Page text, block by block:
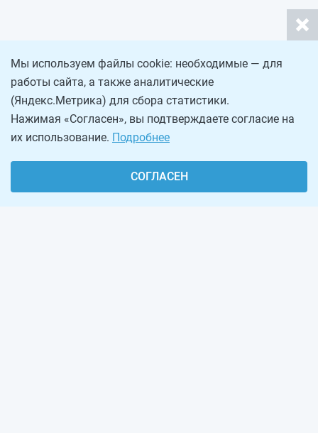
Мы используем файлы cookie: необходимые — для
работы сайта, а также аналитические
(Яндекс.Метрика) для сбора статистики.
Нажимая «Согласен», вы подтверждаете согласие на
их использование. Подробнее
СОГЛАСЕН